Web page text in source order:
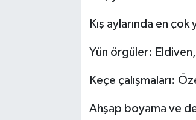
Kış aylarında en
Yün örgüler:
Keçe çalışmaları:
Ahşap boyama ve